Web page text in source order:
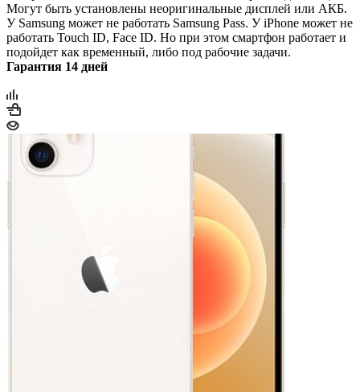
Могут быть установлены неоригинальные дисплей или АКБ.
У Samsung может не работать Samsung Pass. У iPhone может не
работать Touch ID, Face ID. Но при этом смартфон работает и
подойдет как временный, либо под рабочие задачи.
Гарантия 14 дней